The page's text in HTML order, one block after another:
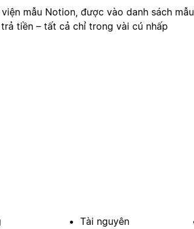
mẫu Notion, được vào danh sách mẫu
tiền – tất cả chỉ trong vài cú nhấp
Tài nguyên